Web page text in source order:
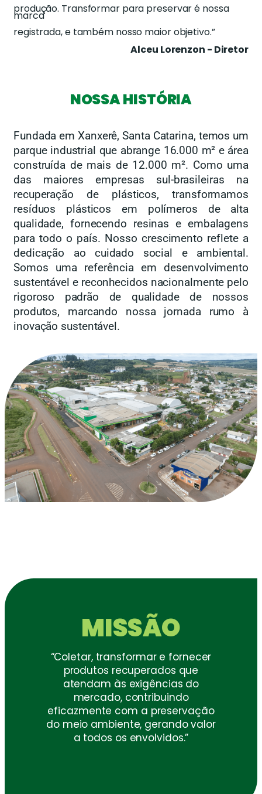
produção. Transformar para preservar é nossa
marca
registrada, e também nosso maior objetivo.”
Alceu Lorenzon - Diretor
NOSSA HISTÓRIA
Fundada em Xanxerê, Santa Catarina, temos um
parque industrial que abrange 16.000 m² e área
construída de mais de 12.000 m². Como uma
das maiores empresas sul-brasileiras na
recuperação de plásticos, transformamos
resíduos plásticos em polímeros de alta
qualidade, fornecendo resinas e embalagens
para todo o país. Nosso crescimento reflete a
dedicação ao cuidado social e ambiental.
Somos uma referência em desenvolvimento
sustentável e reconhecidos nacionalmente pelo
rigoroso padrão de qualidade de nossos
produtos, marcando nossa jornada rumo à
inovação sustentável.
MISSÃO
“Coletar, transformar e fornecer
produtos recuperados que
atendam às exigências do
mercado, contribuindo
eficazmente com a preservação
do meio ambiente, gerando valor
a todos os envolvidos.”